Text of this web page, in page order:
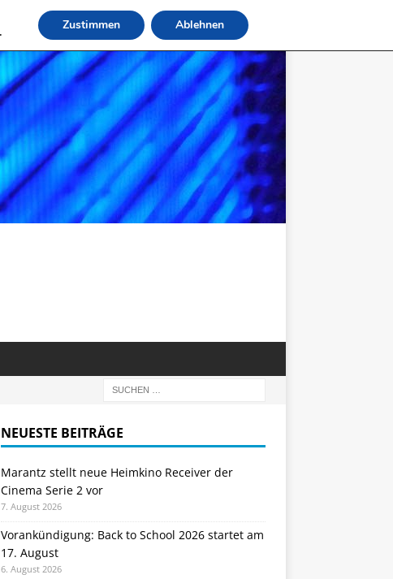
NEUESTE BEITRÄGE
Marantz stellt neue Heimkino Receiver der
Cinema Serie 2 vor
7. August 2026
Vorankündigung: Back to School 2026 startet am
17. August
6. August 2026
Zustimmen Ablehnen